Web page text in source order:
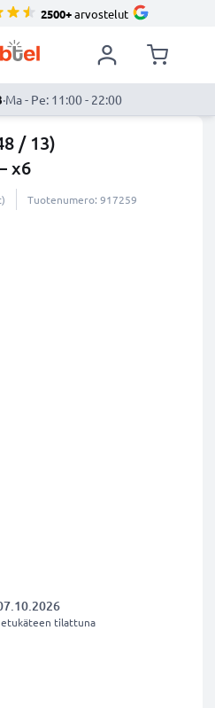
2500+arvostelut
·Ma - Pe: 11:00 - 22:00
/ 13)
x6
Tuotenumero: 917259
etukäteen tilattuna